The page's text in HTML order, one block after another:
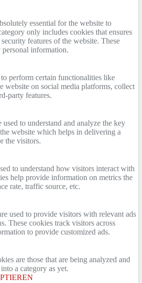
essential for the website to
only includes cookies that ensures
features of the website. These
information.
perform certain functionalities like
website on social media platforms, collect
party features.
used to understand and analyze the key
website which helps in delivering a
the visitors.
to understand how visitors interact with
help provide information on metrics the
rate, traffic source, etc.
used to provide visitors with relevant ads
These cookies track visitors across
to provide customized ads.
are those that are being analyzed and
a category as yet.